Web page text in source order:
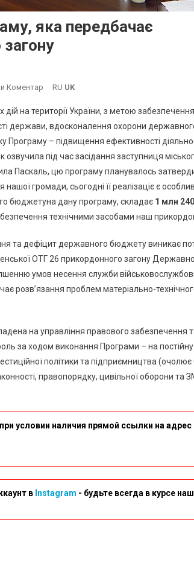
яка передбачає
Коментар
Южному
Затвердили
Програму,
Яка
Передбачає
Фінпідтримку
Прикордонного
RU UK
на території України, з метою
держави, вдосконалення охорони
– підвищення ефективності
під час засідання заступниця
Паскаль, цю програму планувалось
громади, сьогодні її реалізаціє є
бюджетуна дану програму, складає 1 млн
технічними засобами наш
та дефіцит державного бюджету виникає
ОТГ 26 прикордонного загону
умов несення служби
розв’язання проблем матеріально-
на управління правового забезпечення
за ходом виконання Програми – на постійну
політики та підприємництва (очолює
правопорядку, цивільної оборони та
условии наличия прямой ссылки на адрес
в Instagram - будьте всегда в курсе